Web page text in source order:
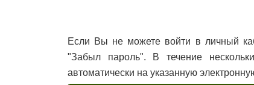
Если Вы не можете войти в личный
"Забыл пароль". В течение
автоматически на указанную